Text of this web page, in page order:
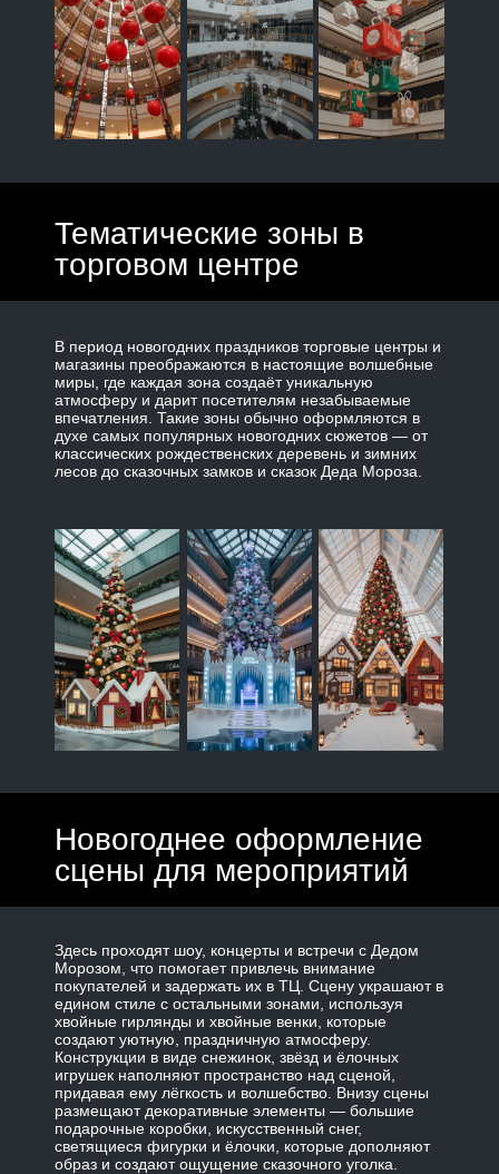
В период новогодних праздников торговые центры и
магазины преображаются в настоящие волшебные
миры, где каждая зона создаёт уникальную
атмосферу и дарит посетителям незабываемые
впечатления. Такие зоны обычно оформляются в
духе самых популярных новогодних сюжетов — от
классических рождественских деревень и зимних
лесов до сказочных замков и сказок Деда Мороза.
Тематические зоны в
торговом центре
Здесь проходят шоу, концерты и встречи с Дедом
Морозом, что помогает привлечь внимание
покупателей и задержать их в ТЦ. Сцену украшают в
едином стиле с остальными зонами, используя
хвойные гирлянды и хвойные венки, которые
создают уютную, праздничную атмосферу.
Конструкции в виде снежинок, звёзд и ёлочных
игрушек наполняют пространство над сценой,
придавая ему лёгкость и волшебство. Внизу сцены
размещают декоративные элементы — большие
подарочные коробки, искусственный снег,
светящиеся фигурки и ёлочки, которые дополняют
образ и создают ощущение сказочного уголка.
Новогоднее оформление
сцены для мероприятий